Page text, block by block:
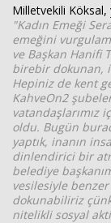
Milletvekili Köksal,
"Kadın Emeği
emeğini
ve Başkan Hanifi
birebir dokunan,
Hepiniz de kent
KahveOn2
vatandaşlarımız
oldu. Bugün
yaptık, inanın
dinlendirici bir
belediye
vesilesiyle
dokunabiliriz
nitelikli sosyal